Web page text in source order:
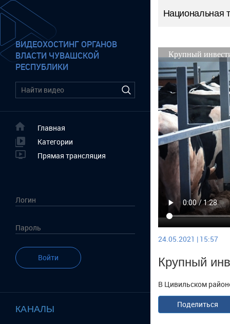
ВИДЕОХОСТИНГ ОРГАНОВ
ВЛАСТИ ЧУВАШСКОЙ
РЕСПУБЛИКИ
Главная
Категории
Прямая трансляция
Войти
КАНАЛЫ
Национальная
24.05.2021 | 15:57
Крупный
В Цивильском
Поделиться